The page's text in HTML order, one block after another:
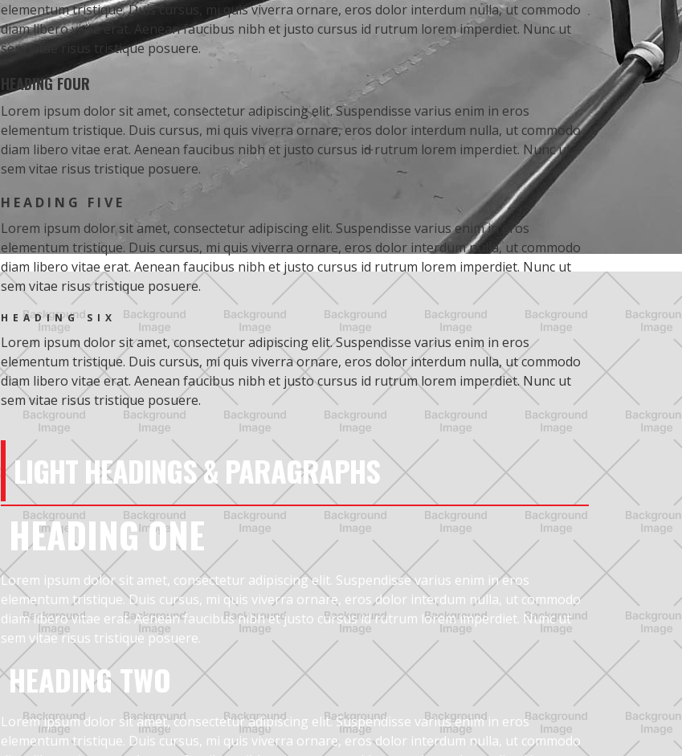
elementum tristique. Duis cursus, mi quis viverra ornare, eros dolor interdum nulla, ut commodo
diam libero vitae erat. Aenean faucibus nibh et justo cursus id rutrum lorem imperdiet. Nunc ut
sem vitae risus tristique posuere.
HEADING FOUR
Lorem ipsum dolor sit amet, consectetur adipiscing elit. Suspendisse varius enim in eros
elementum tristique. Duis cursus, mi quis viverra ornare, eros dolor interdum nulla, ut commodo
diam libero vitae erat. Aenean faucibus nibh et justo cursus id rutrum lorem imperdiet. Nunc ut
sem vitae risus tristique posuere.
HEADING FIVE
Lorem ipsum dolor sit amet, consectetur adipiscing elit. Suspendisse varius enim in eros
elementum tristique. Duis cursus, mi quis viverra ornare, eros dolor interdum nulla, ut commodo
diam libero vitae erat. Aenean faucibus nibh et justo cursus id rutrum lorem imperdiet. Nunc ut
sem vitae risus tristique posuere.
HEADING SIX
Lorem ipsum dolor sit amet, consectetur adipiscing elit. Suspendisse varius enim in eros
elementum tristique. Duis cursus, mi quis viverra ornare, eros dolor interdum nulla, ut commodo
diam libero vitae erat. Aenean faucibus nibh et justo cursus id rutrum lorem imperdiet. Nunc ut
sem vitae risus tristique posuere.
LIGHT HEADINGS & PARAGRAPHS
HEADING ONE
Lorem ipsum dolor sit amet, consectetur adipiscing elit. Suspendisse varius enim in eros
elementum tristique. Duis cursus, mi quis viverra ornare, eros dolor interdum nulla, ut commodo
diam libero vitae erat. Aenean faucibus nibh et justo cursus id rutrum lorem imperdiet. Nunc ut
sem vitae risus tristique posuere.
HEADING TWO
Lorem ipsum dolor sit amet, consectetur adipiscing elit. Suspendisse varius enim in eros
elementum tristique. Duis cursus, mi quis viverra ornare, eros dolor interdum nulla, ut commodo